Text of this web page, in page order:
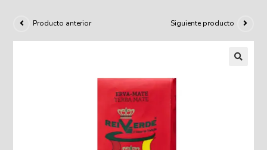
Producto anterior Siguiente producto